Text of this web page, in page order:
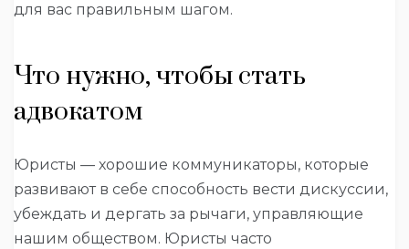
для вас правильным шагом.
Что нужно, чтобы стать
адвокатом
Юристы — хорошие коммуникаторы, которые
развивают в себе способность вести дискуссии,
убеждать и дергать за рычаги, управляющие
нашим обществом. Юристы часто